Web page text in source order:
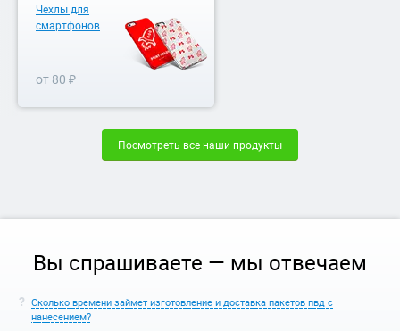
Чехлы для
смартфонов
от 80 ₽
Посмотреть все наши продукты
Вы спрашиваете — мы отвечаем
Сколько времени займет изготовление и доставка пакетов пвд с
нанесением?